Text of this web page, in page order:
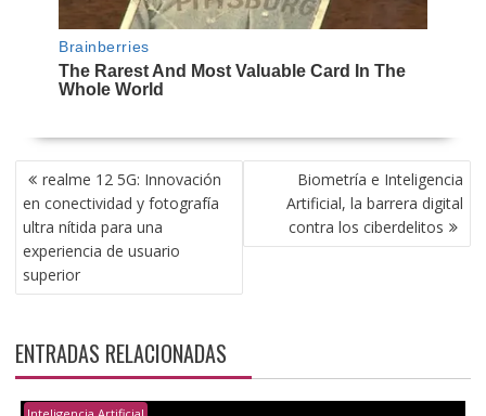
NAVEGACIÓN
DE
ENTRADAS
realme 12 5G: Innovación
en conectividad y fotografía
ultra nítida para una
experiencia de usuario
superior
Biometría e Inteligencia
Artificial, la barrera digital
contra los ciberdelitos
ENTRADAS RELACIONADAS